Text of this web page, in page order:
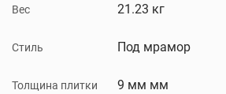
Вес 21.23 кг
Стиль Под мрамор
Толщина плитки 9 мм мм